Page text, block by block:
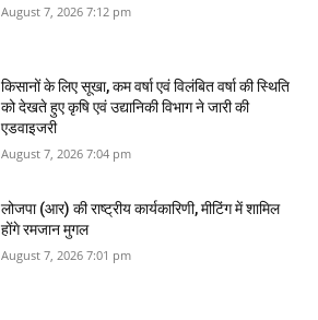
August 7, 2026 7:12 pm
किसानों के लिए सूखा, कम वर्षा एवं विलंबित वर्षा की स्थिति
को देखते हुए कृषि एवं उद्यानिकी विभाग ने जारी की
एडवाइजरी
August 7, 2026 7:04 pm
लोजपा (आर) की राष्ट्रीय कार्यकारिणी, मीटिंग में शामिल
होंगे रमजान मुगल
August 7, 2026 7:01 pm